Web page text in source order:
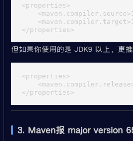
<properties>
但如果你使用的是 JDK9 以上，更推
<properties>
3. Maven报 major version